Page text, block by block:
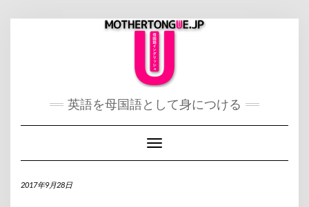
英語を母国語として身につける
Toggle Navigation
2017年9月28日